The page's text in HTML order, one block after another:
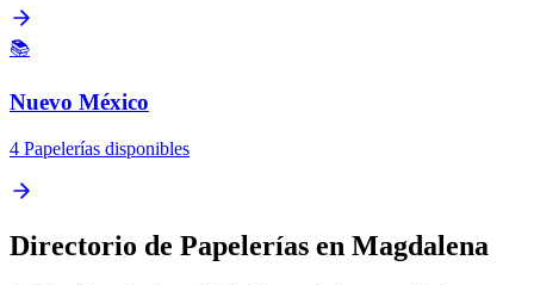
📚
Nuevo México
4 Papelerías disponibles
Directorio de Papelerías en Magdalena